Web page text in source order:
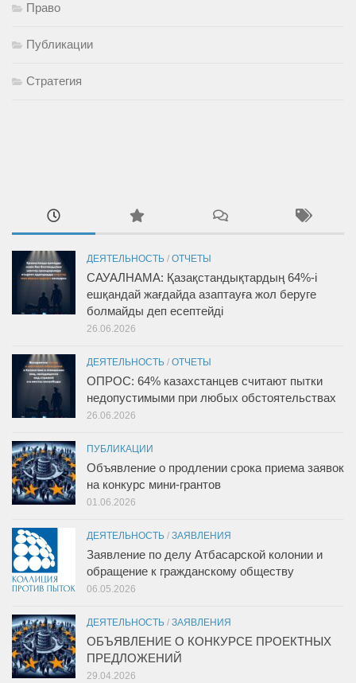
Право
Публикации
Стратегия
ДЕЯТЕЛЬНОСТЬ / ОТЧЕТЫ
САУАЛНАМА: Қазақстандықтардың 64%-і
ешқандай жағдайда азаптауға жол беруге
болмайды деп есептейді
26.06.2026
ДЕЯТЕЛЬНОСТЬ / ОТЧЕТЫ
ОПРОС: 64% казахстанцев считают пытки
недопустимыми при любых обстоятельствах
26.06.2026
ПУБЛИКАЦИИ
Объявление о продлении срока приема заявок
на конкурс мини-грантов
01.06.2026
ДЕЯТЕЛЬНОСТЬ / ЗАЯВЛЕНИЯ
Заявление по делу Атбасарской колонии и
обращение к гражданскому обществу
06.05.2026
ДЕЯТЕЛЬНОСТЬ / ЗАЯВЛЕНИЯ
ОБЪЯВЛЕНИЕ О КОНКУРСЕ ПРОЕКТНЫХ
ПРЕДЛОЖЕНИЙ
29.04.2026